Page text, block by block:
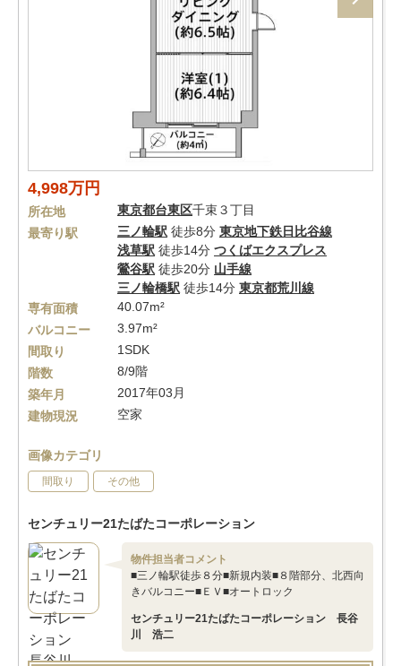
4,998万円
所在地 東京都台東区千束３丁目
最寄り駅
三ノ輪駅 徒歩8分 東京地下鉄日比谷線
浅草駅 徒歩14分 つくばエクスプレス
鶯谷駅 徒歩20分 山手線
三ノ輪橋駅 徒歩14分 東京都荒川線
専有面積
40.07m²
バルコニー
3.97m²
間取り
1SDK
階数
8/9階
築年月
2017年03月
建物現況
空家
画像カテゴリ
間取り その他
センチュリー21たばたコーポレーション
物件担当者コメント
■三ノ輪駅徒歩８分■新規内装■８階部分、北西向
きバルコニー■ＥＶ■オートロック
センチュリー21たばたコーポレーション 長谷
川 浩二